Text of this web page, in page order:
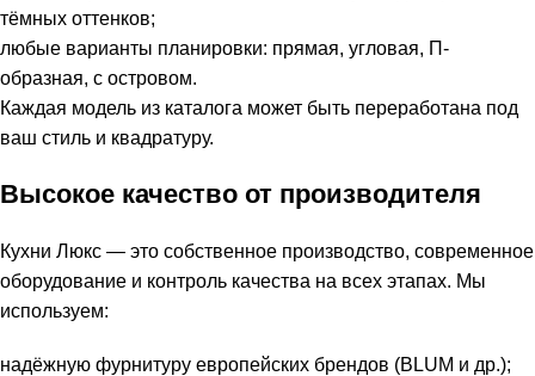
тёмных оттенков;
любые варианты планировки: прямая, угловая, П-
образная, с островом.
Каждая модель из каталога может быть переработана под
ваш стиль и квадратуру.
Высокое качество от производителя
Кухни Люкс — это собственное производство, современное
оборудование и контроль качества на всех этапах. Мы
используем:
надёжную фурнитуру европейских брендов (BLUM и др.);